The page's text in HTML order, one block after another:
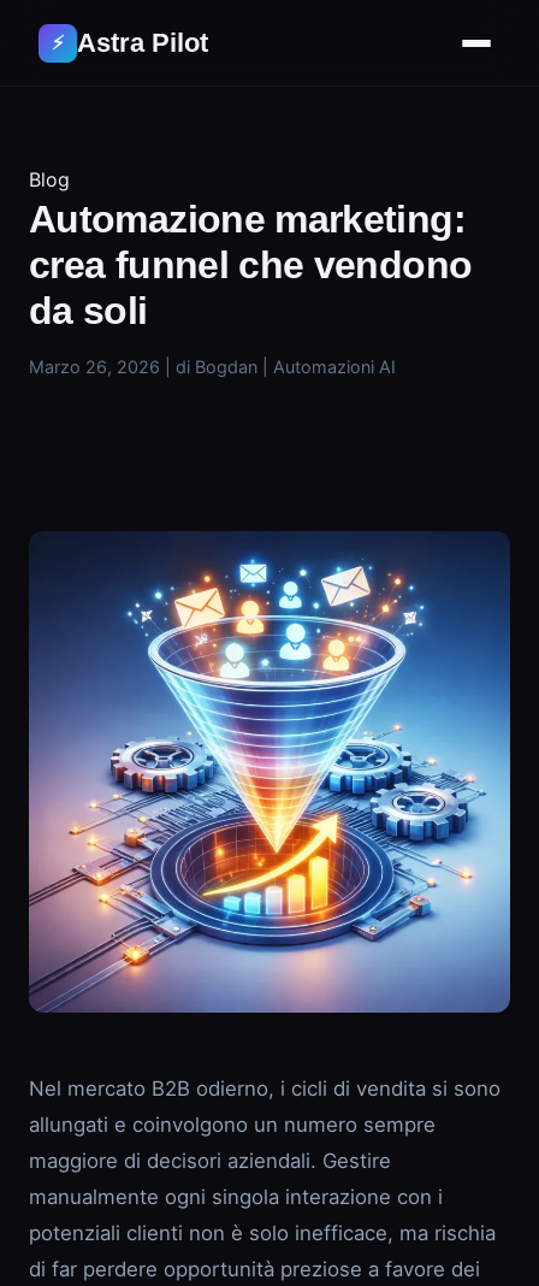
⚡ Astra Pilot
Blog
Automazione marketing:
crea funnel che vendono
da soli
Marzo 26, 2026 di Bogdan Automazioni AI
Nel mercato B2B odierno, i cicli di vendita si sono
allungati e coinvolgono un numero sempre
maggiore di decisori aziendali. Gestire
manualmente ogni singola interazione con i
potenziali clienti non è solo inefficace, ma rischia
di far perdere opportunità preziose a favore dei